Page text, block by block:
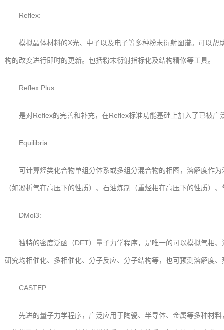
Reflex:
模拟晶体材料的X光、中子以及电子等多种粉末衍射图谱。可以帮
构的改变进行即时的更新。包括粉末衍射指标化及结构精修等工具。
Reflex Plus:
是对Reflex的完善和补充，在Reflex标准功能基础上加入了已被广
Equilibria:
可计算烃类化合物单组分体系或多组分混合物的相图，溶解度作为
（如凝析气在高压下的性质）、石油炼制（重烃相在高压下的性质）
DMol3:
独特的密度泛函（DFT）量子力学程序，是唯一的可以模拟气相、
研究均相催化、多相催化、分子反应、分子结构等，也可预测溶解度
CASTEP:
先进的量子力学程序，广泛应用于陶瓷、半导体、金属等多种材料